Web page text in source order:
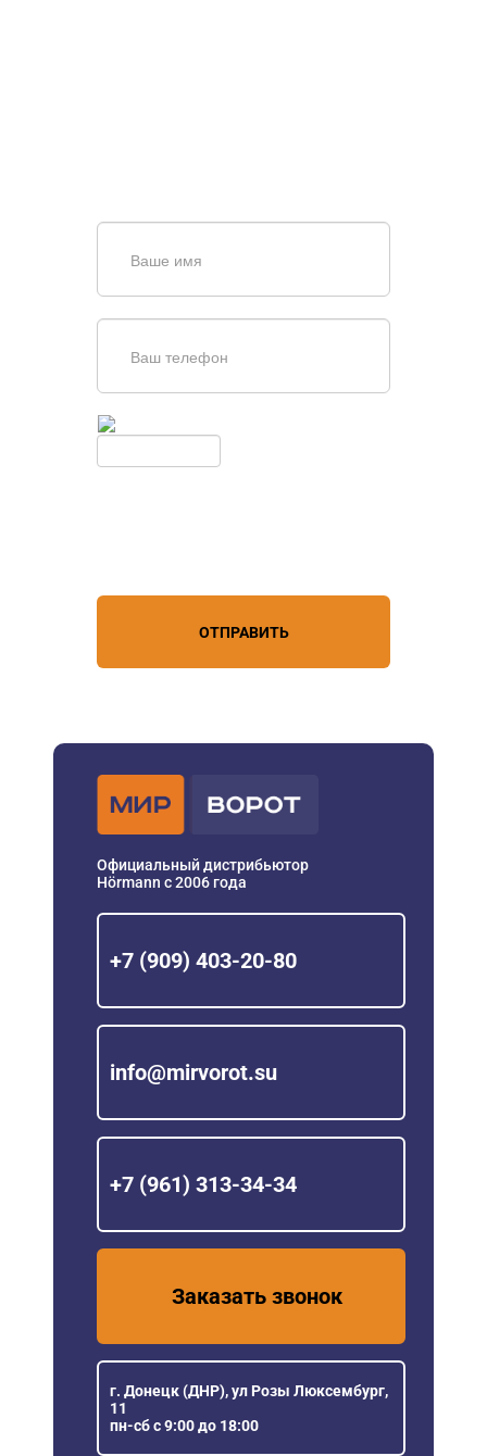
ОТПРАВИТЬ
Официальный дистрибьютор
Hörmann с 2006 года
+7 (909) 403-20-80
info@mirvorot.su
+7 (961) 313-34-34
Заказать звонок
г. Донецк (ДНР), ул Розы Люксембург,
11
пн-сб с 9:00 до 18:00